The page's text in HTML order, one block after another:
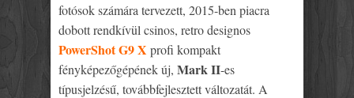
fotósok számára tervezett, 2015-ben piacra
dobott rendkívül csinos, retro designos
PowerShot G9 X profi kompakt
fényképezőgépének új, Mark II-es
típusjelzésű, továbbfejlesztett változatát. A